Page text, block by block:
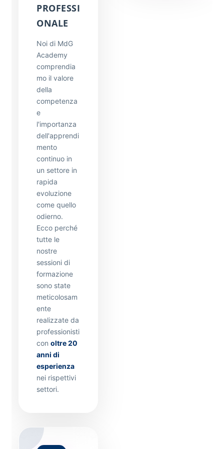
PROFESSI
ONALE
Noi di MdG
Academy
comprendia
mo il valore
della
competenza
e
l'importanza
dell'apprendi
mento
continuo in
un settore in
rapida
evoluzione
come quello
odierno.
Ecco perché
tutte le
nostre
sessioni di
formazione
sono state
meticolosam
ente
realizzate da
professionisti
con oltre 20
anni di
esperienza
nei rispettivi
settori.